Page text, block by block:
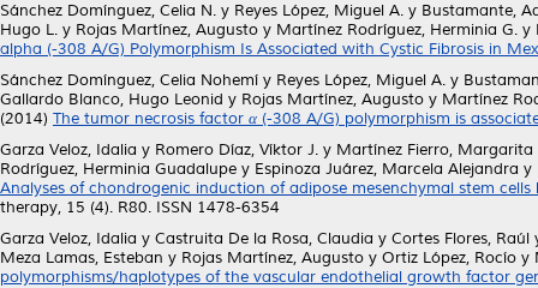
Sánchez Domínguez, Celia N. y Reyes López, Miguel A. y Bustamante,
Hugo L. y Rojas Martínez, Augusto y Martínez Rodríguez, Herminia G. y
alpha (-308 A/G) Polymorphism Is Associated with Cystic Fibrosis in
Sánchez Domínguez, Celia Nohemí y Reyes López, Miguel A. y
Gallardo Blanco, Hugo Leonid y Rojas Martínez, Augusto y Martínez
(2014) The tumor necrosis factor α (-308 A/G) polymorphism is
Garza Veloz, Idalia y Romero Díaz, Víktor J. y Martínez Fierro, Margarita
Rodríguez, Herminia Guadalupe y Espinoza Juárez, Marcela Alejandra y
Analyses of chondrogenic induction of adipose mesenchymal stem
therapy, 15 (4). R80. ISSN 1478-6354
Garza Veloz, Idalia y Castruita De la Rosa, Claudia y Cortes Flores, Raúl
Meza Lamas, Esteban y Rojas Martínez, Augusto y Ortiz López, Rocío y
polymorphisms/haplotypes of the vascular endothelial growth factor